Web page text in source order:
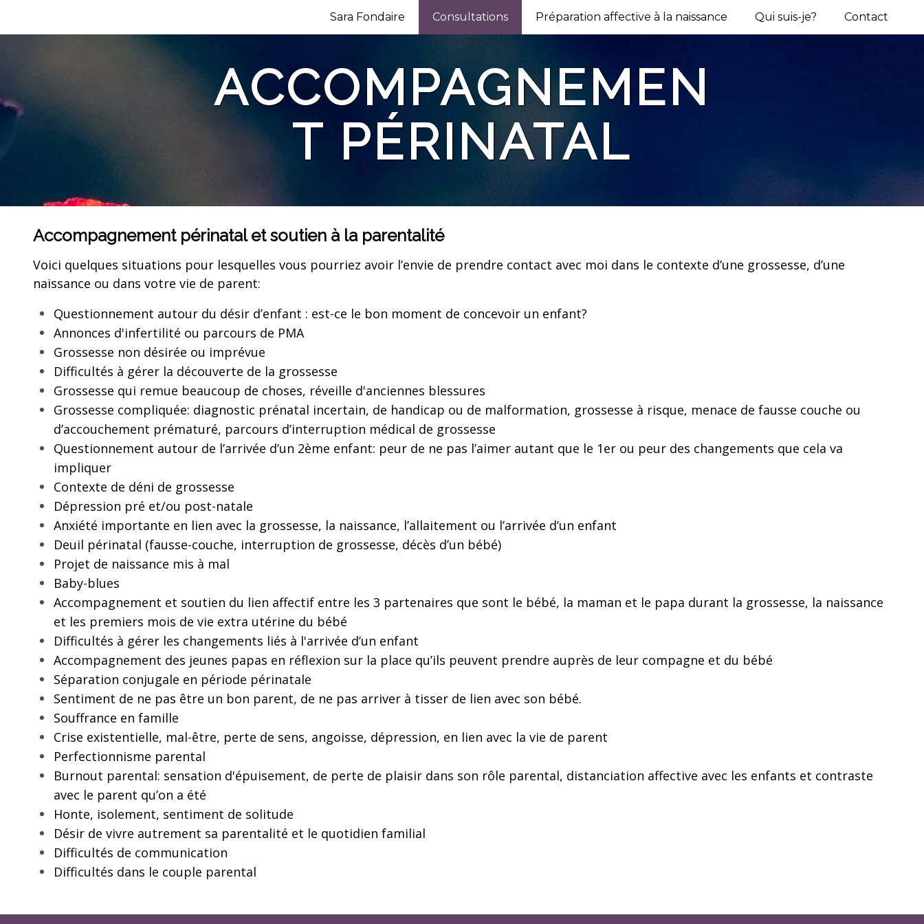
Contact
Qui suis-je?
Préparation affective à la naissance
Consultations
Sara Fondaire
ACCOMPAGNEMEN
T PÉRINATAL
Accompagnement périnatal et soutien à la parentalité
Voici quelques situations pour lesquelles vous pourriez avoir l’envie de prendre contact avec moi dans le contexte d’une grossesse, d’une
naissance ou dans votre vie de parent:
Questionnement autour du désir d’enfant : est-ce le bon moment de concevoir un enfant?
Annonces d'infertilité ou parcours de PMA
Grossesse non désirée ou imprévue
Difficultés à gérer la découverte de la grossesse
Grossesse qui remue beaucoup de choses, réveille d'anciennes blessures
Grossesse compliquée: diagnostic prénatal incertain, de handicap ou de malformation, grossesse à risque, menace de fausse couche ou
d’accouchement prématuré, parcours d’interruption médical de grossesse
Questionnement autour de l’arrivée d’un 2ème enfant: peur de ne pas l’aimer autant que le 1er ou peur des changements que cela va
impliquer
Contexte de déni de grossesse
Dépression pré et/ou post-natale
Anxiété importante en lien avec la grossesse, la naissance, l’allaitement ou l’arrivée d’un enfant
Deuil périnatal (fausse-couche, interruption de grossesse, décès d’un bébé)
Projet de naissance mis à mal
Baby-blues
Accompagnement et soutien du lien affectif entre les 3 partenaires que sont le bébé, la maman et le papa durant la grossesse, la naissance
et les premiers mois de vie extra utérine du bébé
Difficultés à gérer les changements liés à l'arrivée d’un enfant
Accompagnement des jeunes papas en réflexion sur la place qu’ils peuvent prendre auprès de leur compagne et du bébé
Séparation conjugale en période périnatale
Sentiment de ne pas être un bon parent, de ne pas arriver à tisser de lien avec son bébé.
Souffrance en famille
Crise existentielle, mal-être, perte de sens, angoisse, dépression, en lien avec la vie de parent
Perfectionnisme parental
Burnout parental: sensation d'épuisement, de perte de plaisir dans son rôle parental, distanciation affective avec les enfants et contraste
avec le parent qu’on a été
Honte, isolement, sentiment de solitude
Désir de vivre autrement sa parentalité et le quotidien familial
Difficultés de communication
Difficultés dans le couple parental